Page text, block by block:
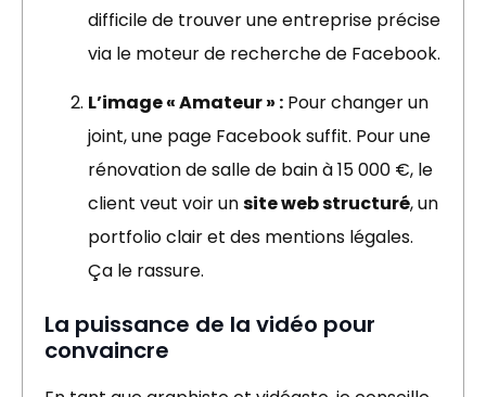
difficile de trouver une entreprise précise
via le moteur de recherche de Facebook.
L’image « Amateur » : Pour changer un
joint, une page Facebook suffit. Pour une
rénovation de salle de bain à 15 000 €, le
client veut voir unsite web structuré, un
portfolio clair et des mentions légales.
Ça le rassure.
La puissance de la vidéo pour
convaincre